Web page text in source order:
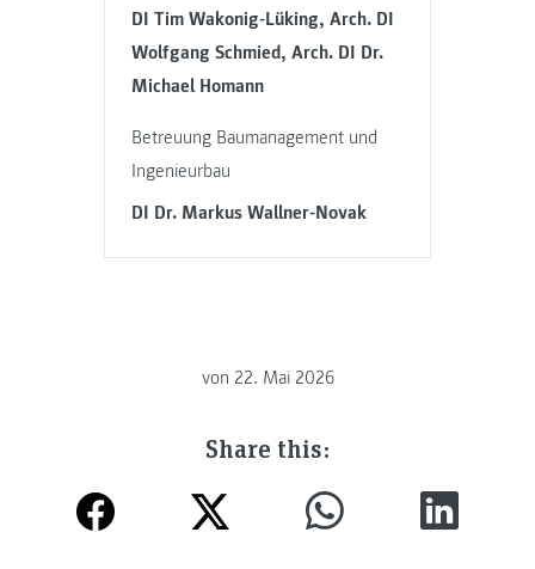
DI Tim Wakonig-Lüking, Arch. DI
Wolfgang Schmied, Arch. DI Dr.
Michael Homann
Betreuung Baumanagement und
Ingenieurbau
DI Dr. Markus Wallner-Novak
von 22. Mai 2026
Share this: